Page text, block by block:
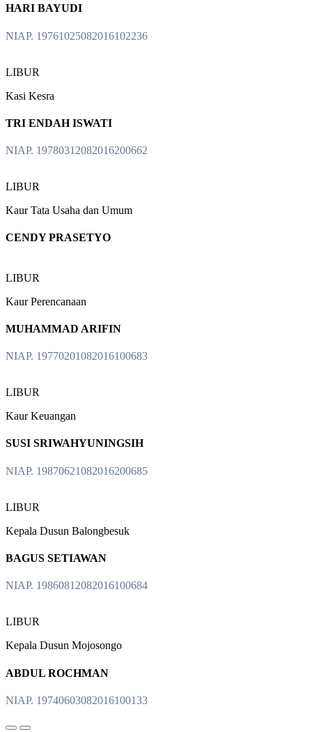
HARI BAYUDI
NIAP. 19761025082016102236
LIBUR
Kasi Kesra
TRI ENDAH ISWATI
NIAP. 19780312082016200662
LIBUR
Kaur Tata Usaha dan Umum
CENDY PRASETYO
LIBUR
Kaur Perencanaan
MUHAMMAD ARIFIN
NIAP. 19770201082016100683
LIBUR
Kaur Keuangan
SUSI SRIWAHYUNINGSIH
NIAP. 19870621082016200685
LIBUR
Kepala Dusun Balongbesuk
BAGUS SETIAWAN
NIAP. 19860812082016100684
LIBUR
Kepala Dusun Mojosongo
ABDUL ROCHMAN
NIAP. 19740603082016100133